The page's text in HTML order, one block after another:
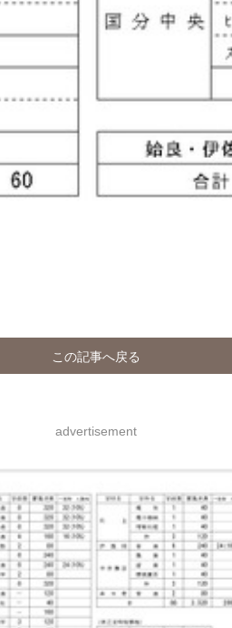
この記事へ戻る
advertisement